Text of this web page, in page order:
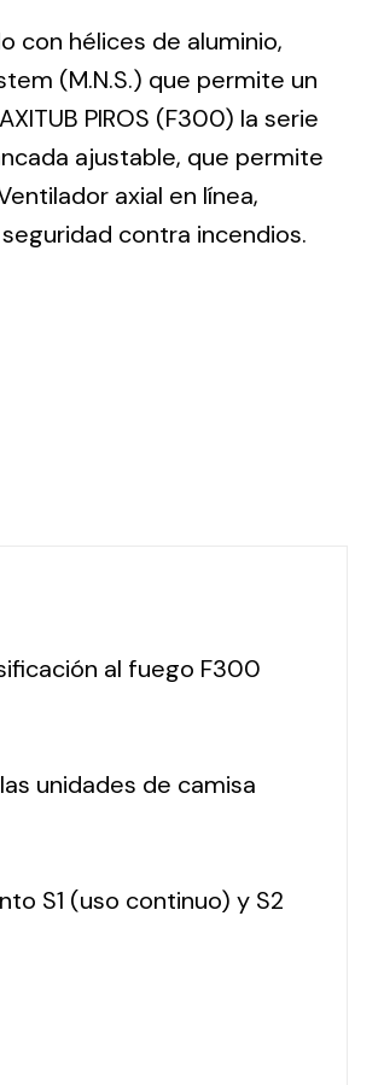
con hélices de aluminio,
(M.N.S.) que permite un
PIROS (F300) la serie
ajustable, que permite
axial en línea,
contra incendios.
al fuego F300
unidades de camisa
S1 (uso continuo) y S2